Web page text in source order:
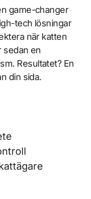
game-changer
tech lösningar
när katten
sedan en
Resultatet? En
din sida.